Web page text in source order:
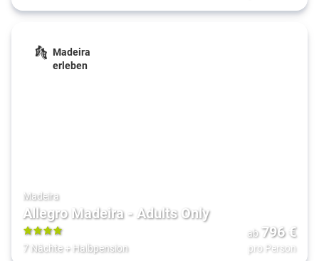
Madeira
erleben
Madeira
Allegro Madeira - Adults Only
4
7 Nächte+ Halbpension
ab 796€
pro Person